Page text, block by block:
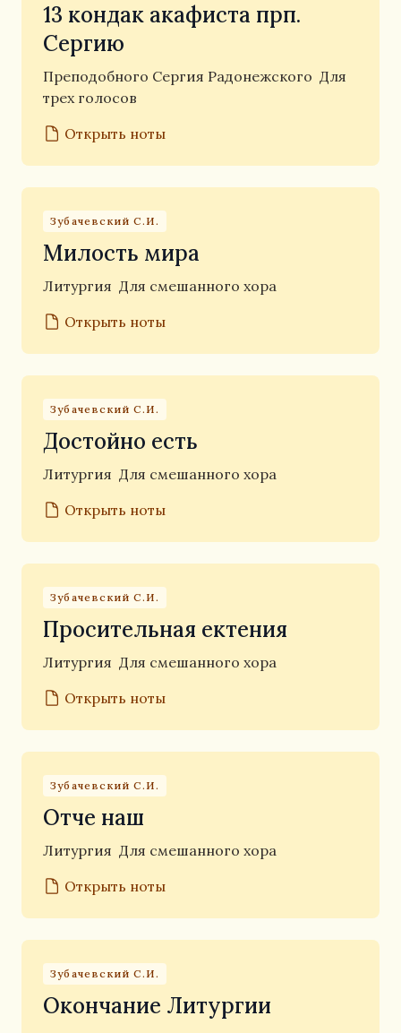
13 кондак акафиста прп.
Сергию
Преподобного Сергия Радонежского Для
трех голосов
Открыть ноты
Зубачевский С.И.
Милость мира
Литургия Для смешанного хора
Открыть ноты
Зубачевский С.И.
Достойно есть
Литургия Для смешанного хора
Открыть ноты
Зубачевский С.И.
Просительная ектения
Литургия Для смешанного хора
Открыть ноты
Зубачевский С.И.
Отче наш
Литургия Для смешанного хора
Открыть ноты
Зубачевский С.И.
Окончание Литургии